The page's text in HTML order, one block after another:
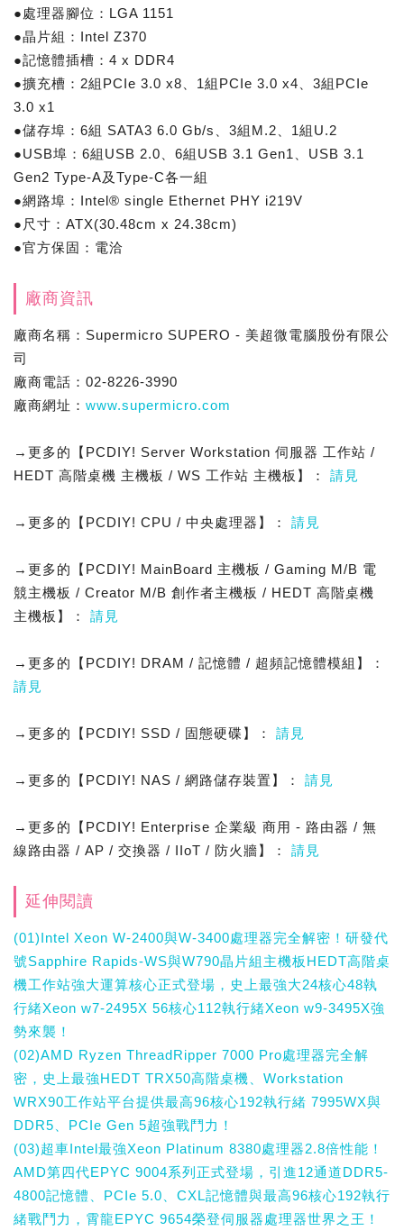
●處理器腳位：LGA 1151
●晶片組：Intel Z370
●記憶體插槽：4 x DDR4
●擴充槽：2組PCIe 3.0 x8、1組PCIe 3.0 x4、3組PCIe
3.0 x1
●儲存埠：6組 SATA3 6.0 Gb/s、3組M.2、1組U.2
●USB埠：6組USB 2.0、6組USB 3.1 Gen1、USB 3.1
Gen2 Type-A及Type-C各一組
●網路埠：Intel® single Ethernet PHY i219V
●尺寸：ATX(30.48cm x 24.38cm)
●官方保固：電洽
廠商資訊
廠商名稱：Supermicro SUPERO - 美超微電腦股份有限公
司
廠商電話：02-8226-3990
廠商網址： www.supermicro.com
→更多的【PCDIY! Server Workstation 伺服器 工作站 /
HEDT 高階桌機 主機板 / WS 工作站 主機板】： 請見
→更多的【PCDIY! CPU / 中央處理器】： 請見
→更多的【PCDIY! MainBoard 主機板 / Gaming M/B 電
競主機板 / Creator M/B 創作者主機板 / HEDT 高階桌機
主機板】： 請見
→更多的【PCDIY! DRAM / 記憶體 / 超頻記憶體模組】：
請見
→更多的【PCDIY! SSD / 固態硬碟】： 請見
→更多的【PCDIY! NAS / 網路儲存裝置】： 請見
→更多的【PCDIY! Enterprise 企業級 商用 - 路由器 / 無
線路由器 / AP / 交換器 / IIoT / 防火牆】： 請見
延伸閱讀
(01)Intel Xeon W-2400與W-3400處理器完全解密！研發代
號Sapphire Rapids-WS與W790晶片組主機板HEDT高階桌
機工作站強大運算核心正式登場，史上最強大24核心48執
行緒Xeon w7-2495X 56核心112執行緒Xeon w9-3495X強
勢來襲！
(02)AMD Ryzen ThreadRipper 7000 Pro處理器完全解
密，史上最強HEDT TRX50高階桌機、Workstation
WRX90工作站平台提供最高96核心192執行緒 7995WX與
DDR5、PCIe Gen 5超強戰鬥力！
(03)超車Intel最強Xeon Platinum 8380處理器2.8倍性能！
AMD第四代EPYC 9004系列正式登場，引進12通道DDR5-
4800記憶體、PCIe 5.0、CXL記憶體與最高96核心192執行
緒戰鬥力，霄龍EPYC 9654榮登伺服器處理器世界之王！